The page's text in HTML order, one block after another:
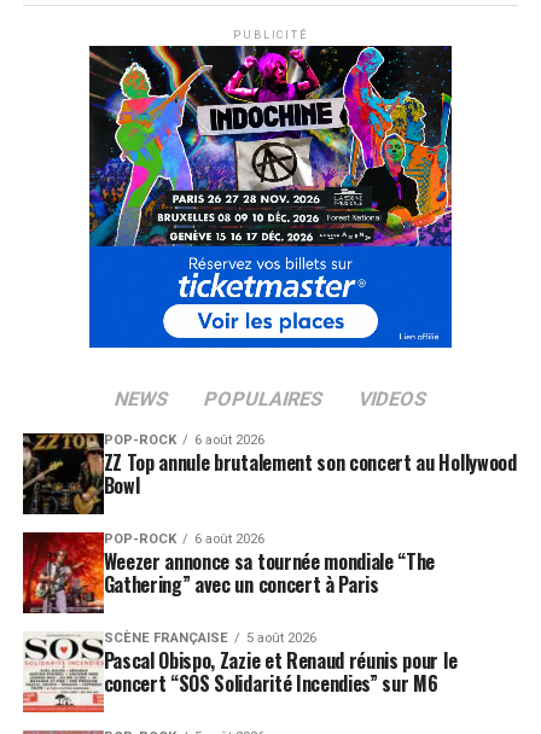
PUBLICITÉ
NEWS POPULAIRES VIDEOS
POP-ROCK 6 août 2026
ZZ Top annule brutalement son concert au Hollywood
Bowl
POP-ROCK 6 août 2026
Weezer annonce sa tournée mondiale “The
Gathering” avec un concert à Paris
SCÈNE FRANÇAISE 5 août 2026
Pascal Obispo, Zazie et Renaud réunis pour le
concert “SOS Solidarité Incendies” sur M6